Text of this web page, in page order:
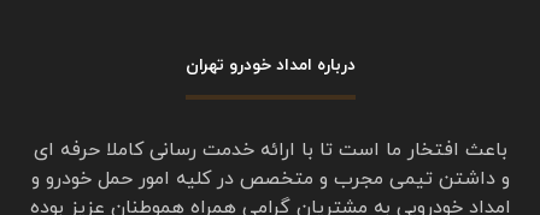
گفت: می 10, 2025 در 12:58 ب.ظ
امداد خودرو تردد تهران
شده بود
از امداد خودرو تردد تهران درخواست خدمات حمل